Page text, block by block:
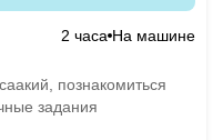
2 часа На машине
познакомиться
задания